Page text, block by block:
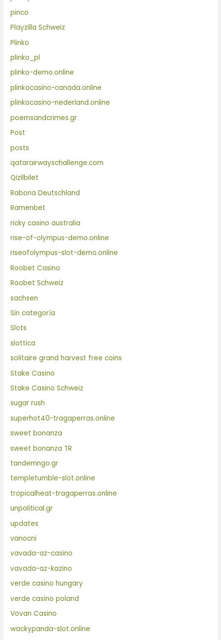
pinco
Playzilla Schweiz
Plinko
plinko_pl
plinko-demo.online
plinkocasino-canada.online
plinkocasino-nederland.online
poemsandcrimes.gr
Post
posts
qatarairwayschallenge.com
Qizilbilet
Rabona Deutschland
Ramenbet
ricky casino australia
rise-of-olympus-demo.online
riseofolympus-slot-demo.online
Roobet Casino
Roobet Schweiz
sachsen
Sin categoría
Slots
slottica
solitaire grand harvest free coins
Stake Casino
Stake Casino Schweiz
sugar rush
superhot40-tragaperras.online
sweet bonanza
sweet bonanza TR
tandemngo.gr
templetumble-slot.online
tropicalheat-tragaperras.online
unpolitical.gr
updates
vanocni
vavada-az-casino
vavada-az-kazino
verde casino hungary
verde casino poland
Vovan Casino
wackypanda-slot.online